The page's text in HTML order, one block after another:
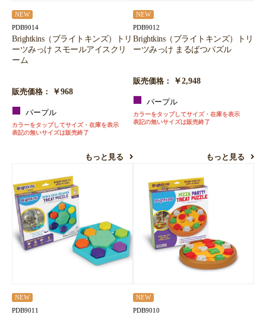
NEW
PDB9014
Brightkins（ブライトキンズ）トリ
ーツみっけ スモールアイスクリ
ーム
販売価格： ￥968
パープル
カラーをタップしてサイズ・在庫を表示
表記の無いサイズは販売終了
もっと見る
NEW
PDB9012
Brightkins（ブライトキンズ）トリ
ーツみっけ まるばつパズル
販売価格： ￥2,948
パープル
カラーをタップしてサイズ・在庫を表示
表記の無いサイズは販売終了
もっと見る
NEW
PDB9011
NEW
PDB9010
カートへ進む